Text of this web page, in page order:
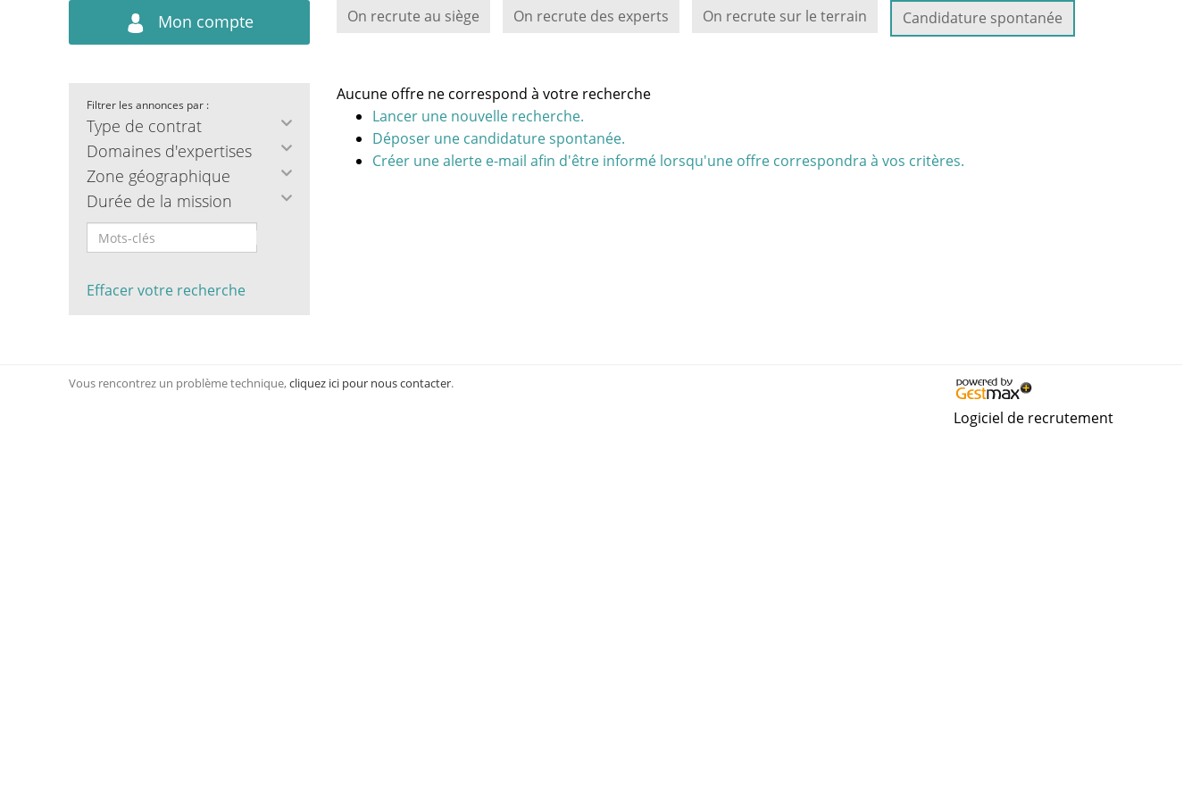
Mon compte On recrute au siège On recrute des experts On recrute sur le terrain Candidature spontanée
Filtrer les annonces par :
Type de contrat
Domaines d'expertises
Zone géographique
Durée de la mission
Effacer votre recherche
Aucune offre ne correspond à votre recherche
Lancer une nouvelle recherche.
Déposer une candidature spontanée.
Créer une alerte e-mail afin d'être informé lorsqu'une offre correspondra à vos critères.
Vous rencontrez un problème technique,cliquez ici pour nous contacter.
Logiciel de recrutement